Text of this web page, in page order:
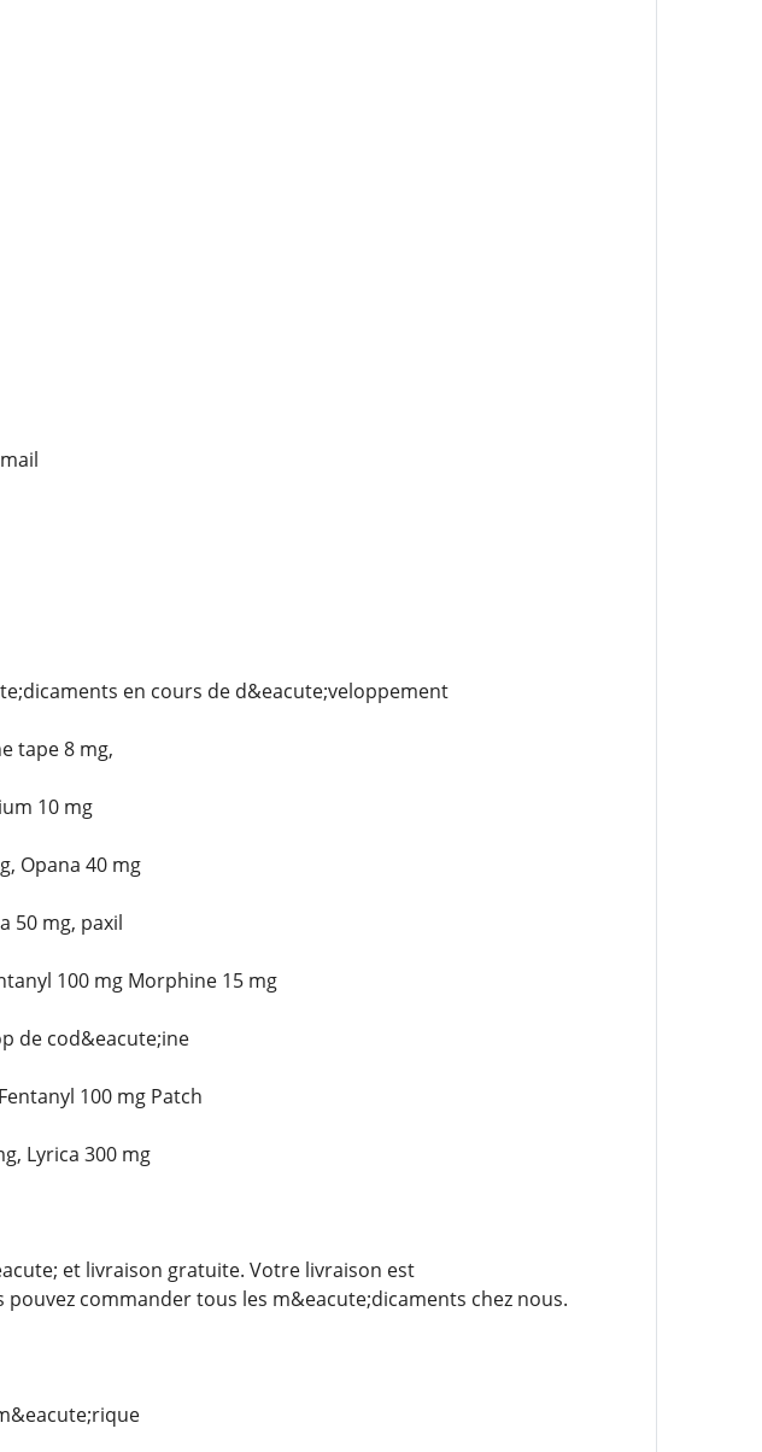
en cours de d&eacute;veloppement
tape 8 mg,
10 mg
Opana 40 mg
50 mg, paxil
100 mg Morphine 15 mg
de cod&eacute;ine
100 mg Patch
Lyrica 300 mg
et livraison gratuite. Votre livraison est
commander tous les m&eacute;dicaments chez nous.